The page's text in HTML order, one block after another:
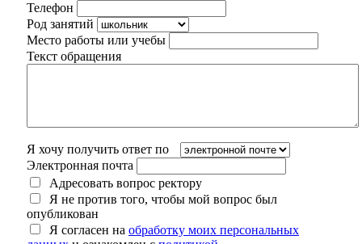
Телефон
Род занятий
Место работы или учебы
Текст обращения
Я хочу получить ответ по
Электронная почта
Адресовать вопрос ректору
Я не против того, чтобы мой вопрос был
опубликован
Я согласен на обработку моих персональных